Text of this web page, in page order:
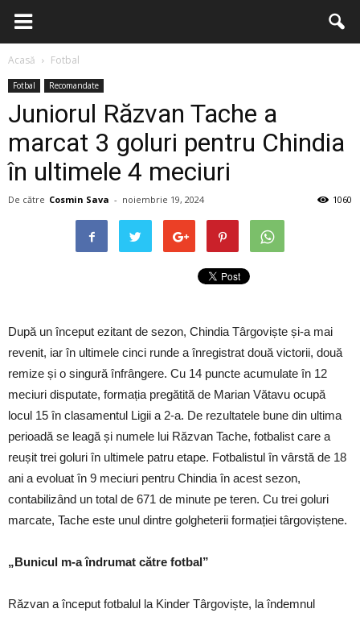
Acasă Fotbal
Fotbal Recomandate
Juniorul Răzvan Tache a
marcat 3 goluri pentru Chindia
în ultimele 4 meciuri
De către Cosmin Sava - noiembrie 19, 2024 1060
După un început ezitant de sezon, Chindia Târgoviște și-a mai
revenit, iar în ultimele cinci runde a înregistrat două victorii, două
remize și o singură înfrângere. Cu 14 puncte acumulate în 12
meciuri disputate, formația pregătită de Marian Vătavu ocupă
locul 15 în clasamentul Ligii a 2-a. De rezultatele bune din ultima
perioadă se leagă și numele lui Răzvan Tache, fotbalist care a
reușit trei goluri în ultimele patru etape. Fotbalistul în vârstă de 18
ani a evoluat în 9 meciuri pentru Chindia în acest sezon,
contabilizând un total de 671 de minute pe teren. Cu trei goluri
marcate, Tache este unul dintre golgheterii formației târgoviștene.
„Bunicul m-a îndrumat către fotbal”
Răzvan a început fotbalul la Kinder Târgoviște, la îndemnul